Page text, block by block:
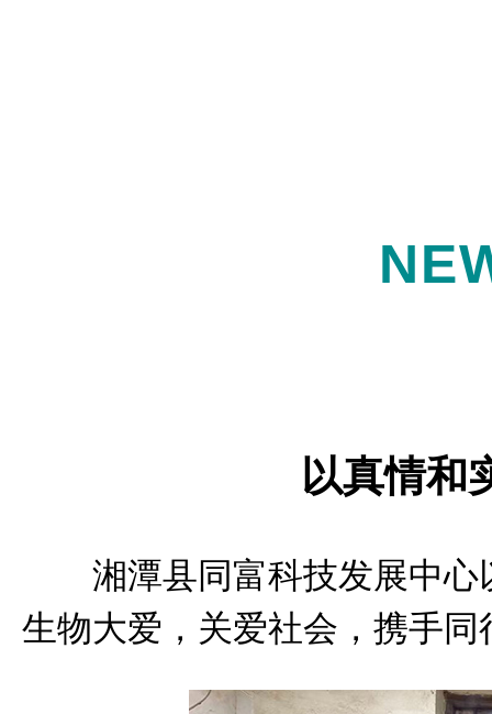
以真情和
湘潭县同富科技发展中
生物大爱，关爱社会，携手同